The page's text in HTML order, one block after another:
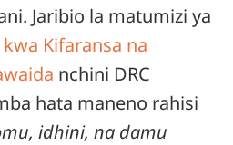
Jaribio la matumizi ya
Kifaransa na
nchini DRC
hata maneno rahisi
idhini, na damu